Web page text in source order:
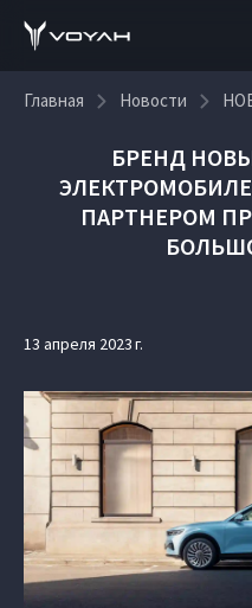
Главная Новости
БРЕНД
ПАРТНЕРОМ
13 апреля 2023 г.